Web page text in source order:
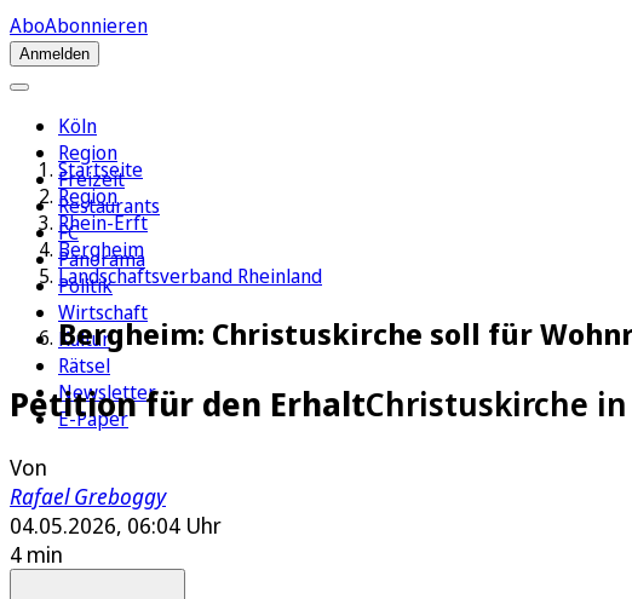
AboAbonnieren
Anmelden
Köln
Region
Freizeit
Restaurants
FC
Panorama
Politik
Wirtschaft
Kultur
Rätsel
Newsletter
E-Paper
Startseite
Region
Rhein-Erft
Bergheim
Landschaftsverband Rheinland
Bergheim: Christuskirche soll für
Petition für den ErhaltChristuskirche
Von
Rafael Greboggy
04.05.2026, 06:04 Uhr
4 min